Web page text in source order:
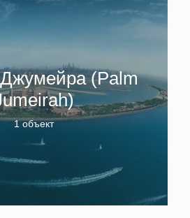
(Palm
1 объект